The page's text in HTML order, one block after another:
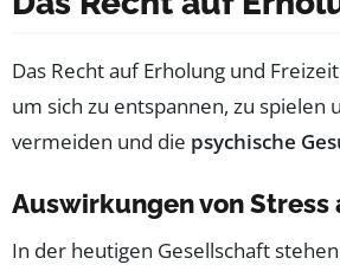
Das Recht auf Erholung und
um sich zu entspannen, zu
vermeiden und die psychische
Auswirkungen von Stress
In der heutigen Gesellschaft